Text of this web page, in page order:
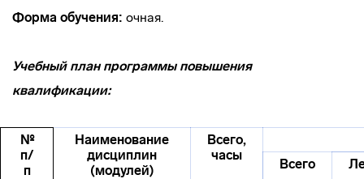
Форма обучения: очная.
Учебный план программы повышения
квалификации:
№
п/
п
Наименование
дисциплин
(модулей)
Всего,
часы
Всего